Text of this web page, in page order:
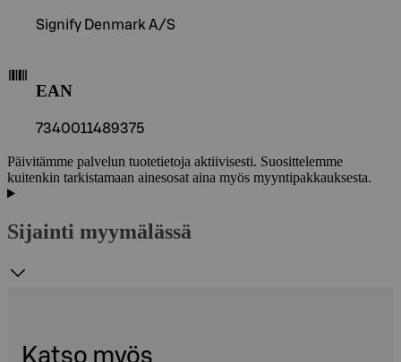
Signify Denmark A/S
EAN
7340011489375
Päivitämme palvelun tuotetietoja aktiivisesti. Suosittelemme
kuitenkin tarkistamaan ainesosat aina myös myyntipakkauksesta.
Sijainti myymälässä
Katso myös